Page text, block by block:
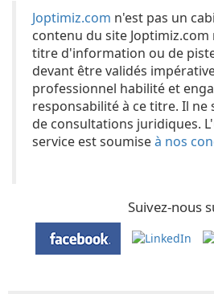
Joptimiz.com n'est pas un
contenu du site
titre d'information ou de
devant être validés
professionnel habilité et
responsabilité à ce titre. Il ne
de consultations juridiques.
service est soumiseà nos
Suivez-nous